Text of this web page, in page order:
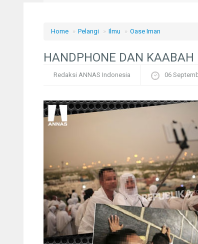
Home » Pelangi » Ilmu » Oase Iman
HANDPHONE DAN KAABAH
Redaksi ANNAS Indonesia 06